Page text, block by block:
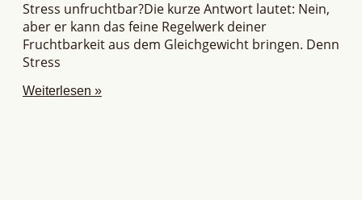
Stress unfruchtbar?Die kurze Antwort lautet: Nein,
aber er kann das feine Regelwerk deiner
Fruchtbarkeit aus dem Gleichgewicht bringen. Denn
Stress
Weiterlesen »